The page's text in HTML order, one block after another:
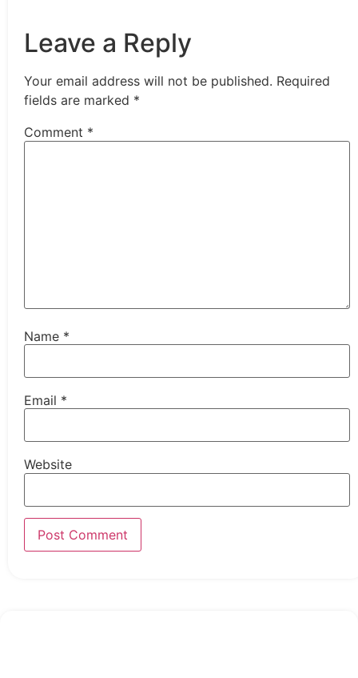
Leave a Reply
Your email address will not be published. Required
fields are marked *
Comment *
Name *
Email *
Website